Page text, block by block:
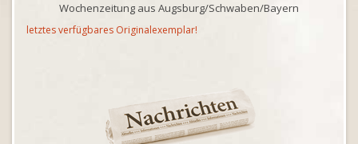
Wochenzeitung aus Augsburg/Schwaben/Bayern
letztes verfügbares Originalexemplar!